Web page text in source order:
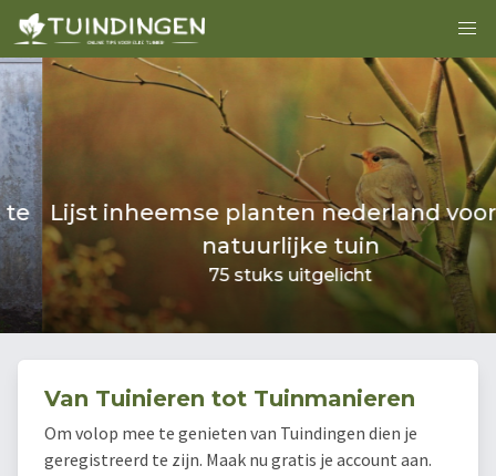
Lijst inheemse planten nederland voor de
natuurlijke tuin
75 stuks uitgelicht
Van Tuinieren tot Tuinmanieren
Om volop mee te genieten van Tuindingen dien je
geregistreerd te zijn. Maak nu gratis je account aan.